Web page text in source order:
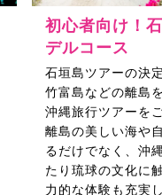
初心者向け！
デルコース
石垣島ツアーの決
竹富島などの離島
沖縄旅行ツアーを
離島の美しい海や
るだけでなく、沖
たり琉球の文化に
力的な体験も充実